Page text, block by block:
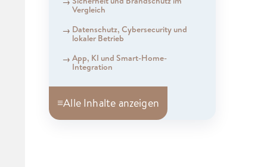
Vergleich
Datenschutz, Cybersecurity und
lokaler Betrieb
App, KI und Smart-Home-
Integration
≡Alle Inhalte anzeigen